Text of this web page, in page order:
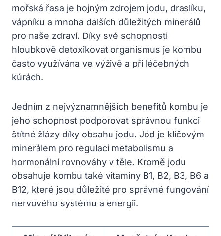
mořská řasa je hojným zdrojem jodu, draslíku,
vápníku a mnoha dalších důležitých minerálů
pro naše zdraví. Díky své schopnosti
hloubkově detoxikovat organismus je kombu
často využívána ve výživě a při léčebných
kúrách.
Jedním z nejvýznamnějších benefitů kombu je
jeho schopnost podporovat správnou funkci
štítné žlázy díky obsahu jodu. Jód je klíčovým
minerálem pro regulaci metabolismu a
hormonální rovnováhy v těle. Kromě jodu
obsahuje kombu také vitamíny B1, B2, B3, B6 a
B12, které jsou důležité pro správné fungování
nervového systému a energii.